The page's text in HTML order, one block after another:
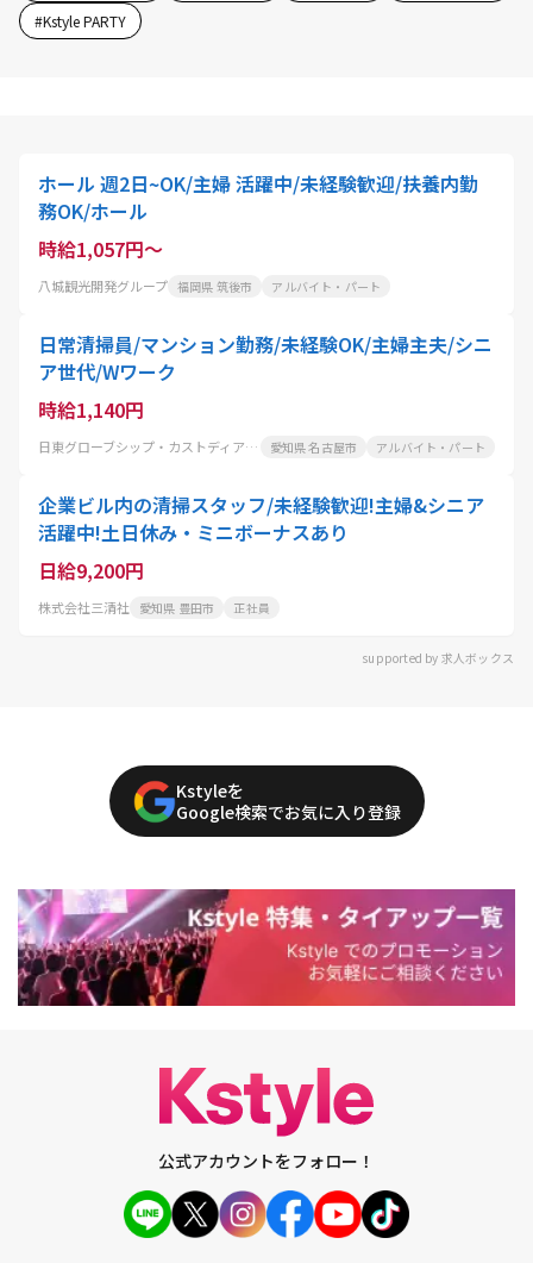
#Kstyle PARTY
ホール 週2日~OK/主婦 活躍中/未経験歓迎/扶養内勤
務OK/ホール
時給1,057円～
八城観光開発グループ 福岡県 筑後市 アルバイト・パート
日常清掃員/マンション勤務/未経験OK/主婦主夫/シニ
ア世代/Wワーク
時給1,140円
日東グローブシップ・カストディアル・サービス株式会社 愛知県 名古屋市 アルバイト・パート
企業ビル内の清掃スタッフ/未経験歓迎!主婦&シニア
活躍中!土日休み・ミニボーナスあり
日給9,200円
株式会社三清社 愛知県 豊田市 正社員
supported by 求人ボックス
Kstyleを
Google検索でお気に入り登録
公式アカウントをフォロー！